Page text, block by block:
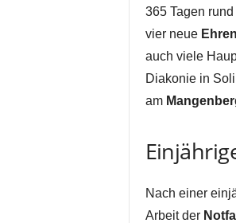
365 Tagen
vier neue
auch viele
Diakonie in
am
Nach einer
Arbeit der